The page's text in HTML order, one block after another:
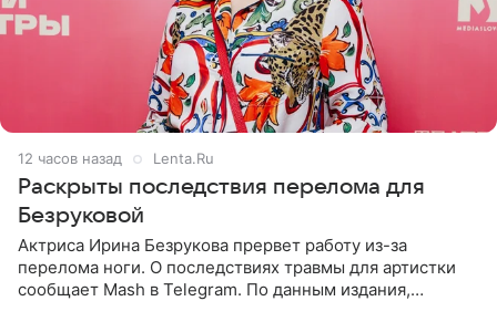
12 часов назад Lenta.Ru
Раскрыты последствия перелома для
Безруковой
Актриса Ирина Безрукова прервет работу из-за
перелома ноги. О последствиях травмы для артистки
сообщает Mash в Telegram. По данным издания,